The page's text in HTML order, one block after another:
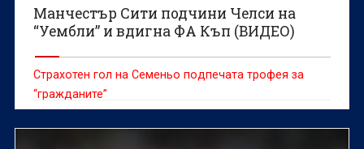
Манчестър Сити подчини Челси на
“Уембли” и вдигна ФА Къп (ВИДЕО)
Страхотен гол на Семеньо подпечата трофея за
“гражданите”